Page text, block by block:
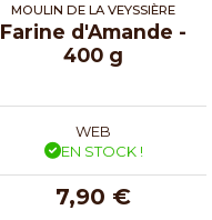
MOULIN DE LA VEYSSIÈRE
Farine d'Amande -
400 g
WEB
EN STOCK !
7,90 €